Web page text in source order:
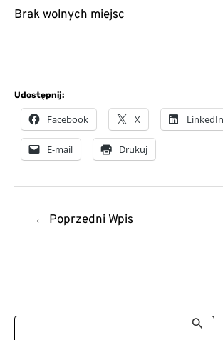
S
Brak wolnych miejsc
Udostępnij:
Facebook X LinkedIn
E-mail Drukuj
navigation
← Poprzedni Wpis